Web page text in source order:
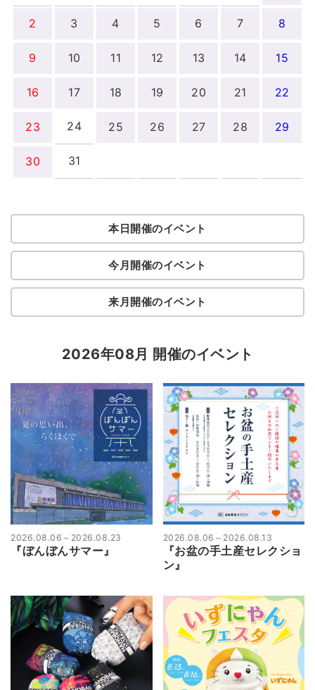
2 3 4 5 6 7 8
9 10 11 12 13 14 15
16 17 18 19 20 21 22
23 24 25 26 27 28 29
30 31
本日開催のイベント
今月開催のイベント
来月開催のイベント
2026年08月 開催のイベント
2026.08.06 ～ 2026.08.23
『ぼんぼんサマー』
2026.08.06 ～ 2026.08.13
『お盆の手土産セレクショ
ン』